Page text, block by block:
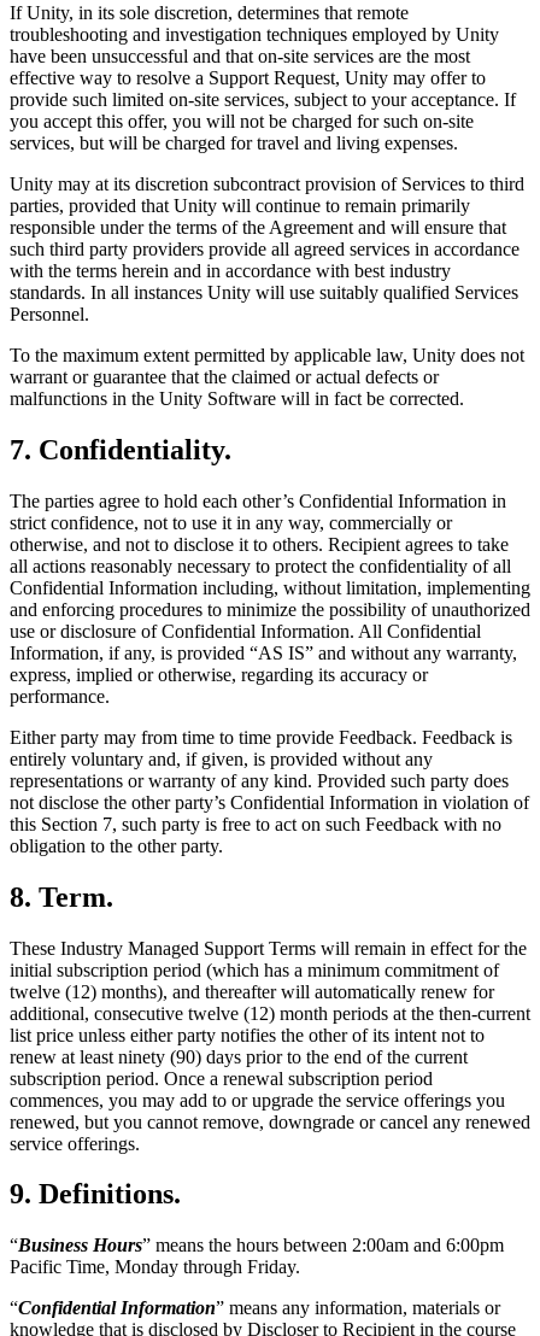
If Unity, in its sole discretion, determines that remote
troubleshooting and investigation techniques employed by Unity
have been unsuccessful and that on-site services are the most
effective way to resolve a Support Request, Unity may offer to
provide such limited on-site services, subject to your acceptance. If
you accept this offer, you will not be charged for such on-site
services, but will be charged for travel and living expenses.
Unity may at its discretion subcontract provision of Services to third
parties, provided that Unity will continue to remain primarily
responsible under the terms of the Agreement and will ensure that
such third party providers provide all agreed services in accordance
with the terms herein and in accordance with best industry
standards. In all instances Unity will use suitably qualified Services
Personnel.
To the maximum extent permitted by applicable law, Unity does not
warrant or guarantee that the claimed or actual defects or
malfunctions in the Unity Software will in fact be corrected.
7. Confidentiality.
The parties agree to hold each other’s Confidential Information in
strict confidence, not to use it in any way, commercially or
otherwise, and not to disclose it to others. Recipient agrees to take
all actions reasonably necessary to protect the confidentiality of all
Confidential Information including, without limitation, implementing
and enforcing procedures to minimize the possibility of unauthorized
use or disclosure of Confidential Information. All Confidential
Information, if any, is provided “AS IS” and without any warranty,
express, implied or otherwise, regarding its accuracy or
performance.
Either party may from time to time provide Feedback. Feedback is
entirely voluntary and, if given, is provided without any
representations or warranty of any kind. Provided such party does
not disclose the other party’s Confidential Information in violation of
this Section 7, such party is free to act on such Feedback with no
obligation to the other party.
8. Term.
These Industry Managed Support Terms will remain in effect for the
initial subscription period (which has a minimum commitment of
twelve (12) months), and thereafter will automatically renew for
additional, consecutive twelve (12) month periods at the then-current
list price unless either party notifies the other of its intent not to
renew at least ninety (90) days prior to the end of the current
subscription period. Once a renewal subscription period
commences, you may add to or upgrade the service offerings you
renewed, but you cannot remove, downgrade or cancel any renewed
service offerings.
9. Definitions.
“Business Hours” means the hours between 2:00am and 6:00pm
Pacific Time, Monday through Friday.
“Confidential Information” means any information, materials or
knowledge that is disclosed by Discloser to Recipient in the course